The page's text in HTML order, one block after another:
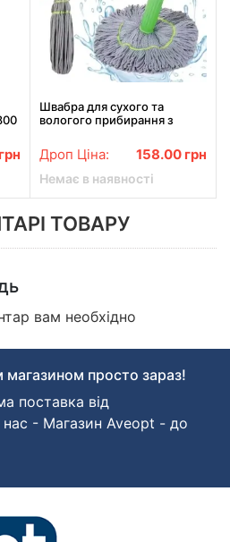
грн
Швабра для сухого та
вологого прибирання з
222)
Дроп Ціна: 158.00 грн
Немає в наявності
ТОВАРУ
вам необхідно
просто зараз!
поставка від
нас - Магазин Aveopt - до